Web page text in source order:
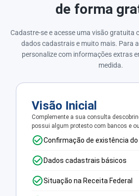
de forma
Cadastre-se e acesse uma visão gratuita
dados cadastrais e muito mais. Para
personalize com informações extras
medida.
Visão Inicial
Complemente a sua consulta
possui algum protesto com bancos e
Confirmação de existência do
Dados cadastrais básicos
Situação na Receita Federal